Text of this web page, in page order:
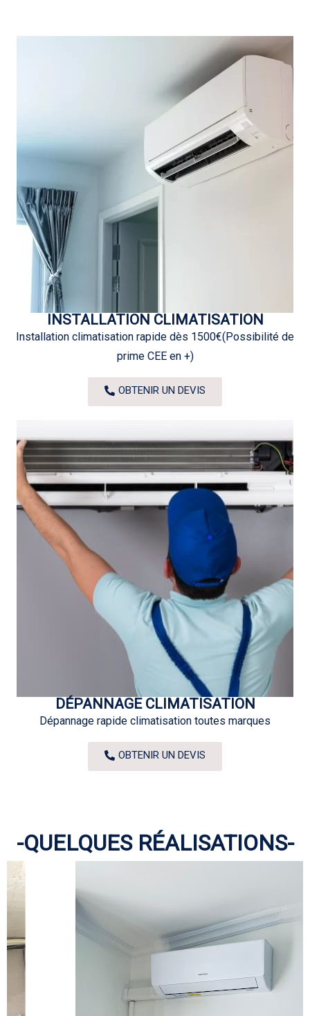
INSTALLATION CLIMATISATION
Installation climatisation rapide dès 1500€(Possibilité de
prime CEE en +)
OBTENIR UN DEVIS
DÉPANNAGE CLIMATISATION
Dépannage rapide climatisation toutes marques
OBTENIR UN DEVIS
-QUELQUES RÉALISATIONS-